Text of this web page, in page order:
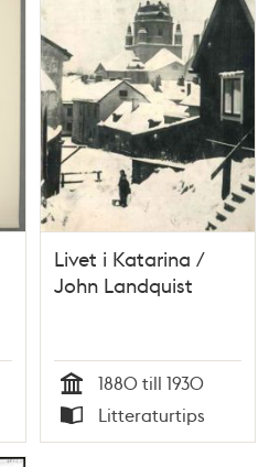
Livet i Katarina /
John Landquist
Tid
1880 till 1930
Typ
Litteraturtips